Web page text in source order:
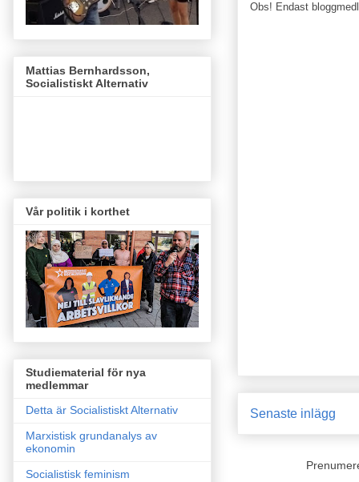
Obs! Endast
Senaste inlägg
Mattias Bernhardsson,
Socialistiskt Alternativ
Vår politik i korthet
Studiematerial för nya
medlemmar
Detta är Socialistiskt Alternativ
Marxistisk grundanalys av
ekonomin
Socialistisk feminism